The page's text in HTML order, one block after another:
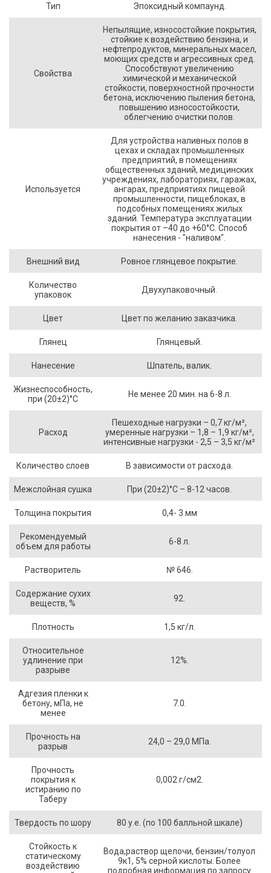
Тип Эпоксидный компаунд.
Свойства
Непылящие, износостойкие покрытия,
стойкие к воздействию бензина, и
нефтепродуктов, минеральных масел,
моющих средств и агрессивных сред.
Способствуют увеличению
химической и механической
стойкости, поверхностной прочности
бетона, исключению пыления бетона,
повышению износостойкости,
облегчению очистки полов.
Используется
Для устройства наливных полов в
цехах и складах промышленных
предприятий, в помещениях
общественных зданий, медицинских
учреждениях, лабораториях, гаражах,
ангарах, предприятиях пищевой
промышленности, пищеблоках, в
подсобных помещениях жилых
зданий. Температура эксплуатации
покрытия от –40 до +60°С. Способ
нанесения - "наливом".
Внешний вид Ровное глянцевое покрытие.
Количество
упаковок
Двухупаковочный.
Цвет Цвет по желанию заказчика.
Глянец Глянцевый.
Нанесение Шпатель, валик.
Жизнеспособность,
при (20±2)°C
Не менее 20 мин. на 6-8 л.
Расход
Пешеходные нагрузки – 0,7 кг/м²,
умеренные нагрузки – 1,8 – 1,9 кг/м²,
интенсивные нагрузки - 2,5 – 3,5 кг/м²
Количество слоев В зависимости от расхода.
Межслойная сушка При (20±2)°С – 8-12 часов.
Толщина покрытия 0,4- 3 мм
Рекомендуемый
объем для работы
6-8 л.
Растворитель № 646.
Содержание сухих
веществ, %
92.
Плотность 1,5 кг/л.
Относительное
удлинение при
разрыве
12%.
Адгезия пленки к
бетону, мПа, не
менее
7.0.
Прочность на
разрыв
24,0 – 29,0 МПа.
Прочность
покрытия к
истиранию по
Таберу
0,002 г/см2.
Твердость по шору 80 у.е. (по 100 балльной шкале)
Стойкость к
статическому
воздействию
Вода,раствор щелочи, бензин/толуол
9к1, 5% серной кислоты. Более
подробная информация по запросу